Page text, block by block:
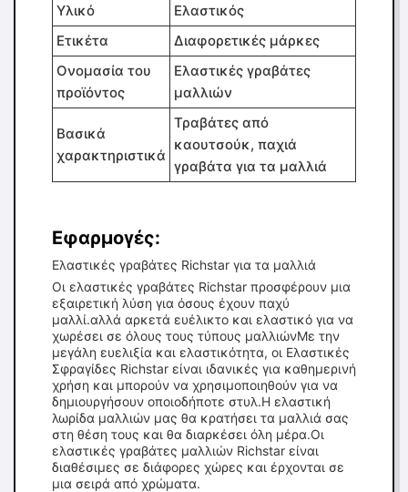
Υλικό
Ελαστικός
Ετικέτα
Διαφορετικές μάρκες
Ονομασία του
προϊόντος
Ελαστικές γραβάτες
μαλλιών
Βασικά
χαρακτηριστικά
Τραβάτες από
καουτσούκ, παχιά
γραβάτα για τα μαλλιά
Εφαρμογές:
Ελαστικές γραβάτες Richstar για τα μαλλιά
Οι ελαστικές γραβάτες Richstar προσφέρουν μια
εξαιρετική λύση για όσους έχουν παχύ
μαλλί.αλλά αρκετά ευέλικτο και ελαστικό για να
χωρέσει σε όλους τους τύπους μαλλιώνΜε την
μεγάλη ευελιξία και ελαστικότητα, οι Ελαστικές
Σφραγίδες Richstar είναι ιδανικές για καθημερινή
χρήση και μπορούν να χρησιμοποιηθούν για να
δημιουργήσουν οποιοδήποτε στυλ.Η ελαστική
λωρίδα μαλλιών μας θα κρατήσει τα μαλλιά σας
στη θέση τους και θα διαρκέσει όλη μέρα.Οι
ελαστικές γραβάτες μαλλιών Richstar είναι
διαθέσιμες σε διάφορες χώρες και έρχονται σε
μια σειρά από χρώματα.